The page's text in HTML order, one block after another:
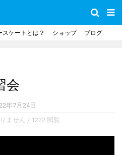
スケートとは？ ショップ ブログ
会
年7月24日
ません / 1222 閲覧